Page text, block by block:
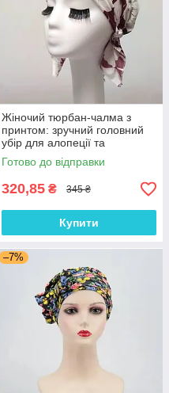
Жіночий тюрбан-чалма з
принтом: зручний головний
убір для алопеції та
відновлення після
хімієтерапії
Готово до відправки
320,85 ₴ 345 ₴
Купити
–7%